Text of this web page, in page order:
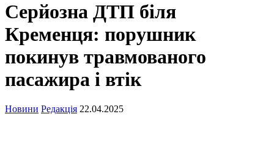
Серйозна ДТП біля
Кременця: порушник
покинув травмованого
пасажира і втік
Новини Редакція 22.04.2025